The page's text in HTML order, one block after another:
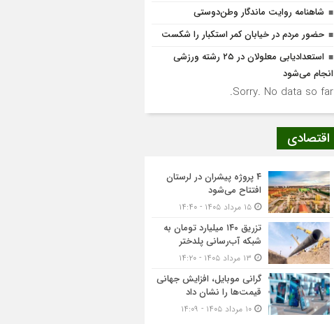
شاهنامه روایت ماندگار وطن‌دوستی
حضور مردم در خیابان کمر استکبار را شکست
استعدادیابی معلولان در ۲۵ رشته ورزشی
انجام می‌شود
Sorry. No data so far.
اقتصادی
۴ پروژه پیشران در لرستان
افتتاح می‌شود
تزریق ۱۴۰ میلیارد تومان به
شبکه آب‌رسانی پلدختر
گرانی موبایل، افزایش جهانی
قیمت‌ها را نشان داد